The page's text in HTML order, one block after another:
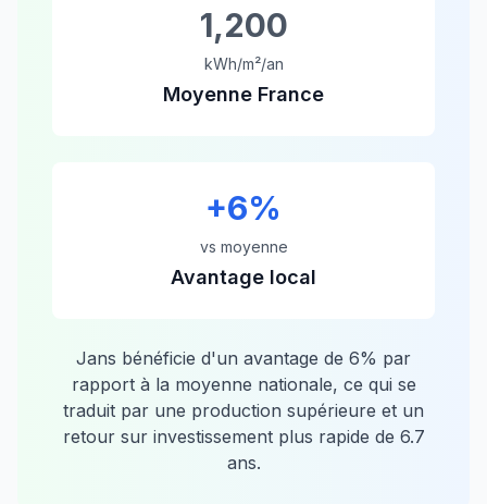
1,200
kWh/m²/an
Moyenne France
+6%
vs moyenne
Avantage local
Jans bénéficie d'un avantage de 6% par
rapport à la moyenne nationale, ce qui se
traduit par une production supérieure et un
retour sur investissement plus rapide de 6.7
ans.